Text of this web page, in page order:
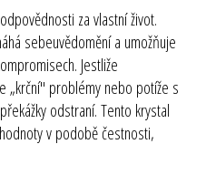
za vlastní život.
sebeuvědomění a umožňuje
Jestliže
„krční" problémy nebo potíže s
odstraní. Tento krystal
v podobě čestnosti,